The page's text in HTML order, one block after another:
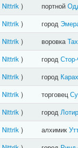
Nittrik ) портной
Nittrik ) город
Nittrik ) воровка
Nittrik ) город
Nittrik ) город
Nittrik ) торговец
Nittrik ) город
Nittrik ) алхимик